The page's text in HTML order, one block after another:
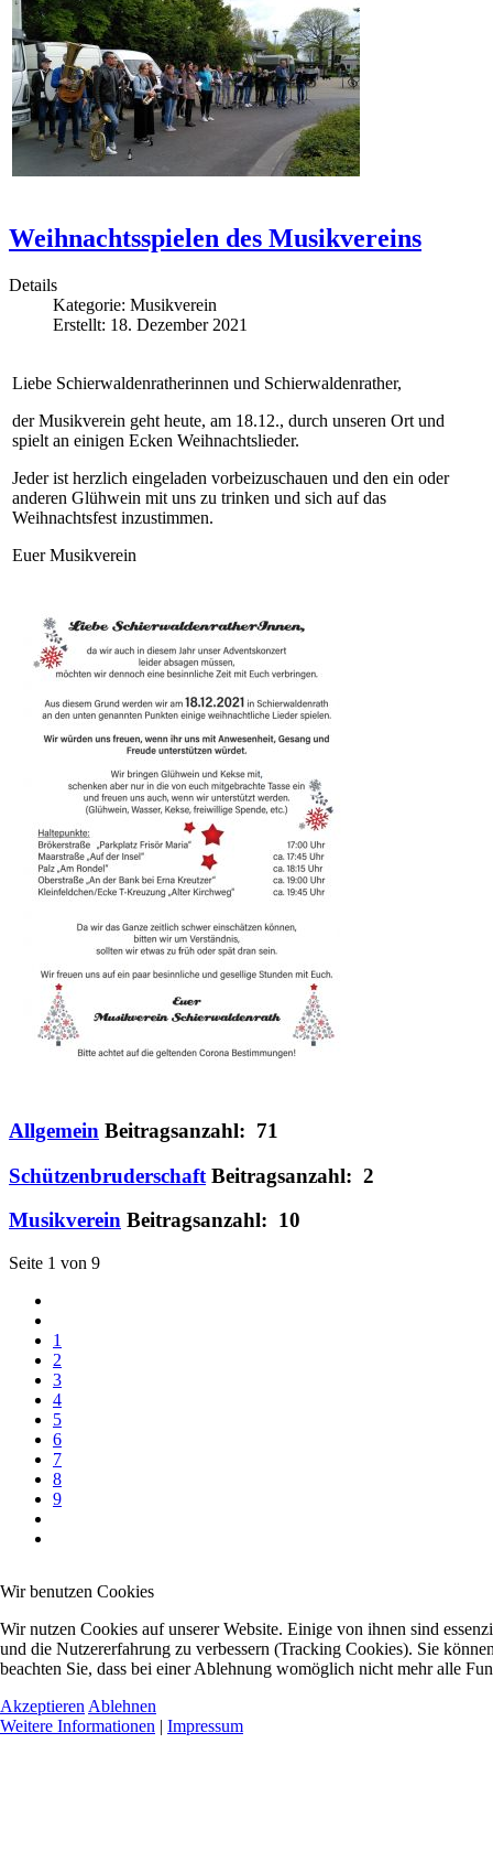
Weihnachtsspielen des Musikvereins
Details
Kategorie: Musikverein
Erstellt: 18. Dezember 2021
Liebe Schierwaldenratherinnen und Schierwaldenrather,
der Musikverein geht heute, am 18.12., durch unseren Ort und
spielt an einigen Ecken Weihnachtslieder.
Jeder ist herzlich eingeladen vorbeizuschauen und den ein oder
anderen Glühwein mit uns zu trinken und sich auf das
Weihnachtsfest inzustimmen.
Euer Musikverein
Allgemein Beitragsanzahl: 71
Schützenbruderschaft Beitragsanzahl: 2
Musikverein Beitragsanzahl: 10
Seite 1 von 9
1
2
3
4
5
6
7
8
9
Wir benutzen Cookies
Wir nutzen Cookies auf unserer Website. Einige von ihnen sind
und die Nutzererfahrung zu verbessern (Tracking Cookies). Sie
beachten Sie, dass bei einer Ablehnung womöglich nicht mehr alle
Akzeptieren Ablehnen
Weitere Informationen | Impressum